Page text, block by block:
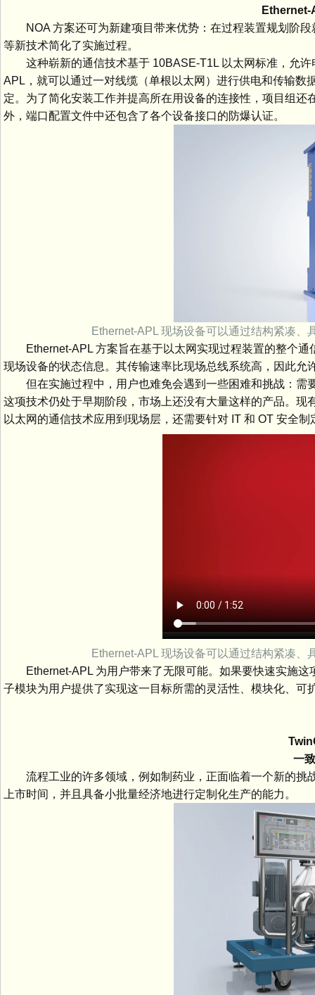
Ethernet-
NOA 方案还可为新建项目带来优势：在过程装置规划阶段
等新技术简化了实施过程。
这种崭新的通信技术基于 10BASE-T1L 以太网标准，允许
APL，就可以通过一对线缆（单根以太网）进行供电和传输
定。为了简化安装工作并提高所在用设备的连接性，项目组
外，端口配置文件中还包含了各个设备接口的防爆认证。
Ethernet-APL 现场设备可以通过结构紧凑、
Ethernet-APL 方案旨在基于以太网实现过程装置的整个通
现场设备的状态信息。其传输速率比现场总线系统高，因此
但在实施过程中，用户也难免会遇到一些困难和挑战：需
这项技术仍处于早期阶段，市场上还没有大量这样的产品。
以太网的通信技术应用到现场层，还需要针对 IT 和 OT 安全
Ethernet-APL 现场设备可以通过结构紧凑、
Ethernet-APL 为用户带来了无限可能。如果要快速实施这
子模块为用户提供了实现这一目标所需的灵活性、模块化、可
一致
流程工业的许多领域，例如制药业，正面临着一个新的挑
上市时间，并且具备小批量经济地进行定制化生产的能力。